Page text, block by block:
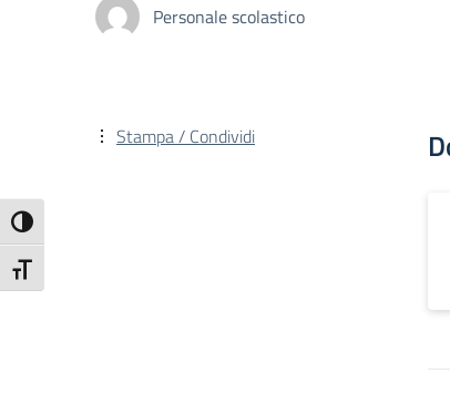
Attiva/disattiva alto contrasto
Attiva/disattiva dimensione testo
Personale scolastico
Stampa / Condividi